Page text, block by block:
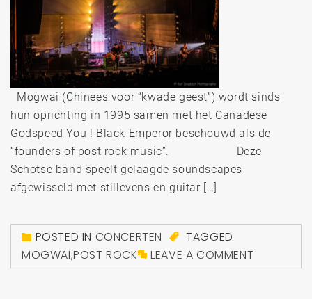
Mogwai (Chinees voor “kwade geest”) wordt sinds
hun oprichting in 1995 samen met het Canadese
Godspeed You ! Black Emperor beschouwd als de
“founders of post rock music”. Deze
Schotse band speelt gelaagde soundscapes
afgewisseld met stillevens en guitar […]
POSTED IN CONCERTEN
TAGGED
MOGWAI,POST ROCK LEAVE A COMMENT